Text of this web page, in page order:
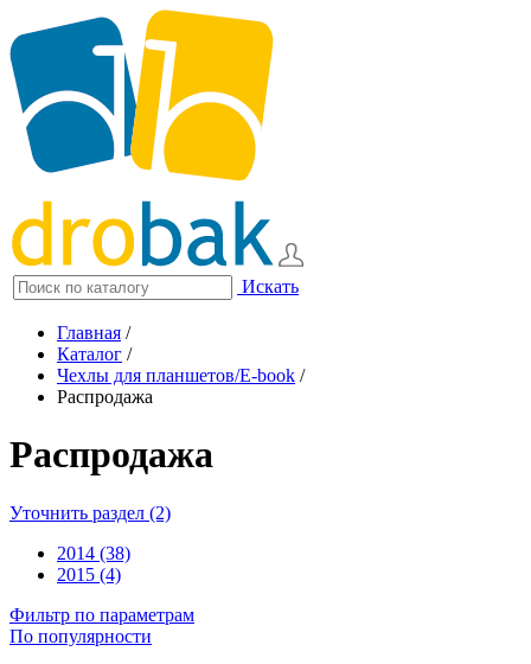
Искать
Главная /
Каталог /
Чехлы для планшетов/E-book /
Распродажа
Распродажа
Уточнить раздел (2)
2014 (38)
2015 (4)
Фильтр по параметрам
По популярности